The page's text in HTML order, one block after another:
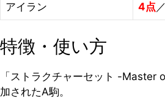
アイラン 4点
特徴・使い方
「ストラクチャーセット -Master
加されたA駒。